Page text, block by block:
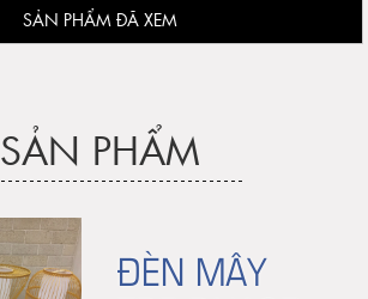
SẢN PHẨM ĐÃ XEM
SẢN PHẨM
ĐÈN MÂY